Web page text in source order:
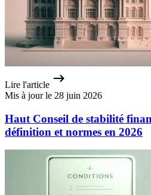
Lire l'article
Mis à jour le 28 juin 2026
Haut Conseil de stabilité
définition et normes en 2026